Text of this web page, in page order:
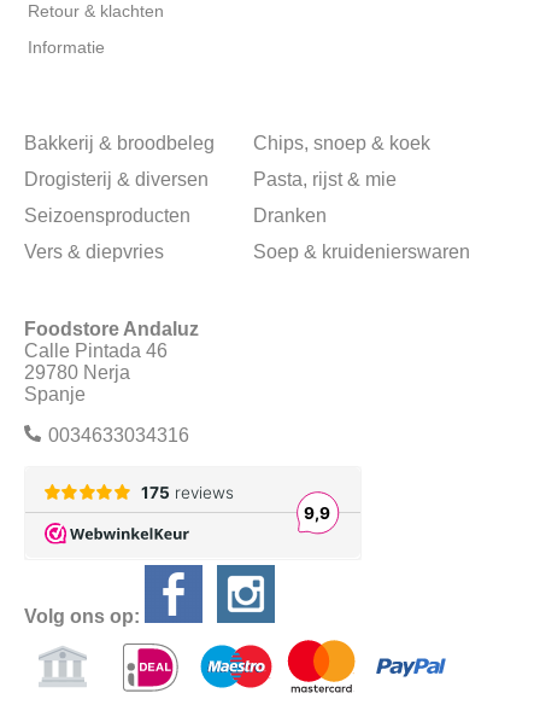
Retour & klachten
Informatie
Bakkerij & broodbeleg
Chips, snoep & koek
Drogisterij & diversen
Pasta, rijst & mie
Seizoensproducten
Dranken
Vers & diepvries
Soep & kruidenierswaren
Foodstore Andaluz
Calle Pintada 46
29780 Nerja
Spanje
0034633034316
Volg ons op: